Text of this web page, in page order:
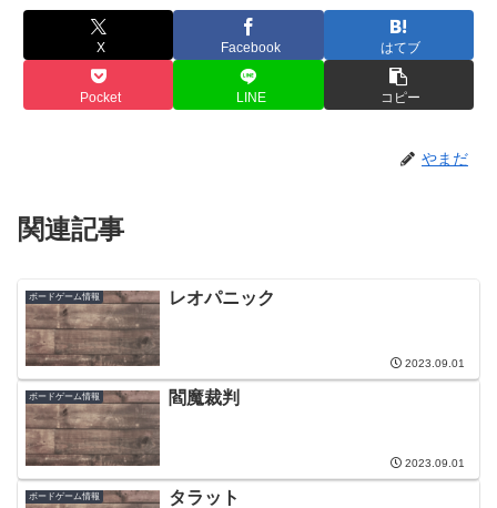
X Facebook はてブ
Pocket LINE コピー
やまだ
関連記事
ボードゲーム情報 レオパニック
2023.09.01
ボードゲーム情報 閻魔裁判
2023.09.01
ボードゲーム情報 タラット